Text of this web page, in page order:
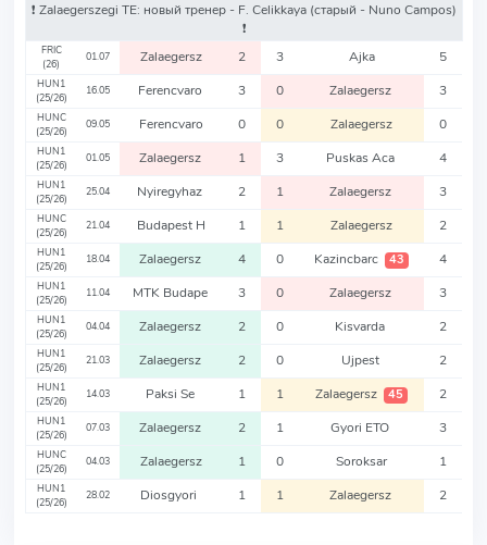
❗️ Zalaegerszegi TE: новый тренер - F. Celikkaya (старый - Nuno Campos)
❗️
FRIC
(26)
01.07 Zalaegersz 2 3 Ajka 5
HUN1
(25/26)
16.05 Ferencvaro 3 0 Zalaegersz 3
HUNC
(25/26)
09.05 Ferencvaro 0 0 Zalaegersz 0
HUN1
(25/26)
01.05 Zalaegersz 1 3 Puskas Aca 4
HUN1
(25/26)
25.04 Nyiregyhaz 2 1 Zalaegersz 3
HUNC
(25/26)
21.04 Budapest H 1 1 Zalaegersz 2
HUN1
(25/26)
18.04 Zalaegersz 4 0 Kazincbarc 43 4
HUN1
(25/26)
11.04 MTK Budape 3 0 Zalaegersz 3
HUN1
(25/26)
04.04 Zalaegersz 2 0 Kisvarda 2
HUN1
(25/26)
21.03 Zalaegersz 2 0 Ujpest 2
HUN1
(25/26)
14.03 Paksi Se 1 1 Zalaegersz 45 2
HUN1
(25/26)
07.03 Zalaegersz 2 1 Gyori ETO 3
HUNC
(25/26)
04.03 Zalaegersz 1 0 Soroksar 1
HUN1
(25/26)
28.02 Diosgyori 1 1 Zalaegersz 2